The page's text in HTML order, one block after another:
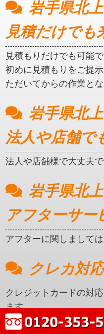
岩手県北
見積だけでも
見積もりだけでも可能で
初めに見積もりをご提
ただいてからの作業とな
岩手県北
法人や店舗で
法人や店舗様で大丈夫で
岩手県北
アフターサー
アフターに関しまして
クレカ対
クレジットカードの対
ます。